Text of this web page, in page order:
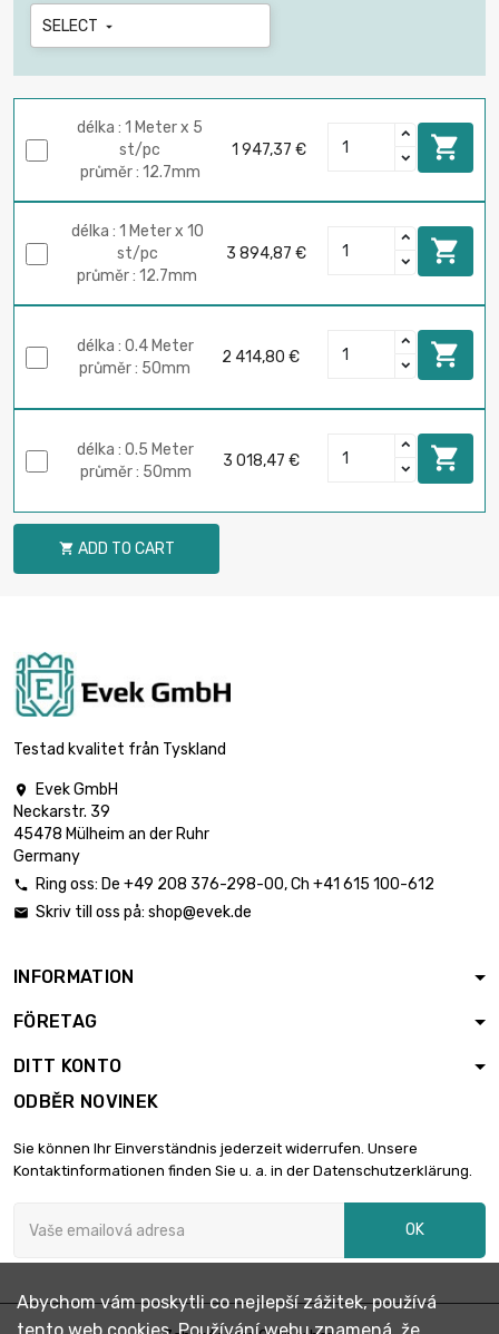
SELECT 
délka : 1 Meter x 5
st/pc
průměr : 12.7mm
1 947,37 € 
délka : 1 Meter x 10
st/pc
průměr : 12.7mm
3 894,87 € 
délka : 0.4 Meter
průměr : 50mm
2 414,80 € 
délka : 0.5 Meter
průměr : 50mm
3 018,47 € 
 ADD TO CART
Testad kvalitet från Tyskland

Evek GmbH
Neckarstr. 39
45478 Mülheim an der Ruhr
Germany
 Ring oss: De +49 208 376-298-00, Ch +41 615 100-612
 Skriv till oss på: shop@evek.de
INFORMATION
FÖRETAG
DITT KONTO
ODBĚR NOVINEK
Sie können Ihr Einverständnis jederzeit widerrufen. Unsere
Kontaktinformationen finden Sie u. a. in der Datenschutzerklärung.
OK
Abychom vám poskytli co nejlepší zážitek, používá